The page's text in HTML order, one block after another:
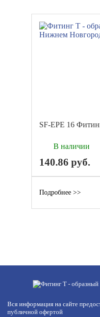
SF-EPE 16
В наличии
140.86 руб.
Подробнее >>
Вся информация на сайте
публичной офертой